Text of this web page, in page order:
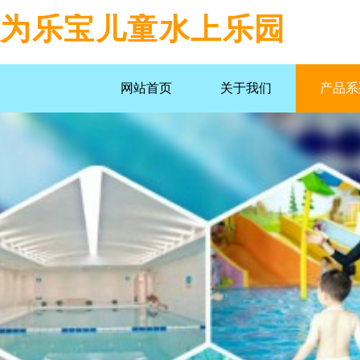
网站首页 关于我们 产品
为乐宝儿童水上乐园